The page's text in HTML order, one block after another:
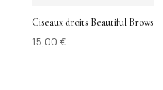
Ciseaux droits Beautiful Brows
15,00 €